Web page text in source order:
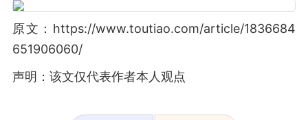
原文：https://www.toutiao.com/article/1836684
651906060/
声明：该文仅代表作者本人观点